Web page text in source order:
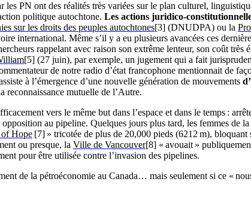
PN ont des réalités très variées sur le plan culturel,
politique autochtone. Les actions juridico-
sur les droits des peuples autochtones[3] (DNUDPA) ou la
international. Même s’il y a eu plusieurs avancées ces
rappelant avec raison son extrême lenteur, son coût
[5] (27 juin), par exemple, un jugement qui a fait
de notre radio d’état francophone mentionnait de
à l’émergence d’une nouvelle génération de mouvements
reconnaissance mutuelle de l’Autre.
vers le même but dans l’espace et dans le temps :
au pipeline. Quelques jours plus tard, les femmes de
Hope [7] » tricotée de plus de 20,000 pieds (6212 m),
ou presque, la Ville de Vancouver[8] « avouait »
pour être utilisée contre l’invasion des pipelines.
de la pétroéconomie au Canada… mais seulement si ce «